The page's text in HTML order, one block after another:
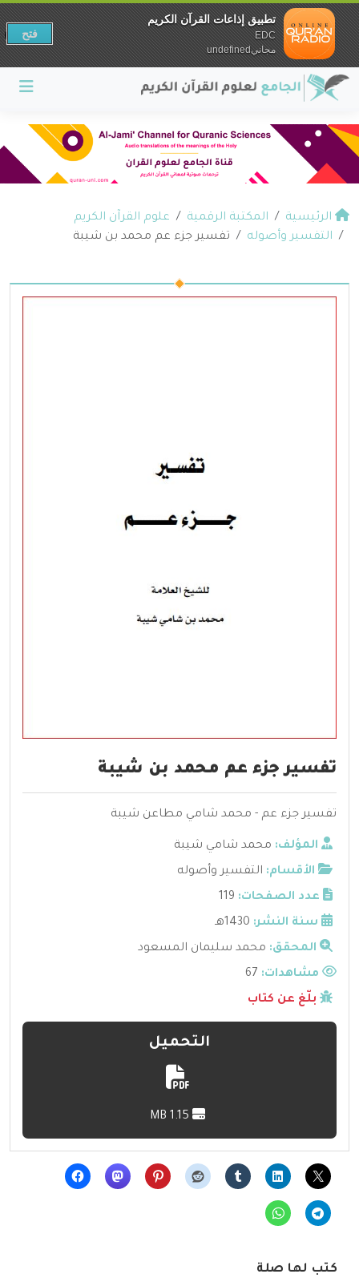
الرئيسية المكتبة الرقمية
علوم القرآن الكريم
التفسير وأصوله
تفسير جزء عم محمد بن شيبة
تفسير جزء عم محمد بن شيبة
تفسير جزء عم - محمد شامي مطاعن شيبة
المؤلف: محمد شامي شيبة
الأقسام: التفسير وأصوله
عدد الصفحات: 119
سنة النشر: 1430هـ
المحقق: محمد سليمان المسعود
مشاهدات:
بلّغ عن كتاب
التحميل
كتب لها صلة
تطبيق إذاعات القرآن الكريم
EDC
مجانيundefined
فتح